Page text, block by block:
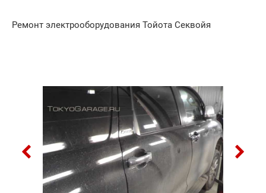
Ремонт электрооборудования Тойота Секвойя